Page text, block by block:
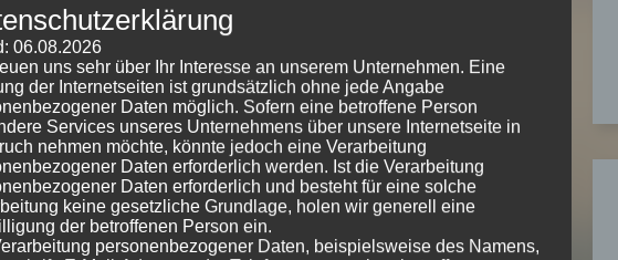
abzugeben.
06.08.2026
uns sehr über Ihr Interesse an unserem Unternehmen. Eine
der Internetseiten ist grundsätzlich ohne jede Angabe
Daten möglich. Sofern eine betroffene Person
Services unseres Unternehmens über unsere Internetseite in
nehmen möchte, könnte jedoch eine Verarbeitung
Daten erforderlich werden. Ist die Verarbeitung
Daten erforderlich und besteht für eine solche
keine gesetzliche Grundlage, holen wir generell eine
der betroffenen Person ein.
personenbezogener Daten, beispielsweise des Namens,